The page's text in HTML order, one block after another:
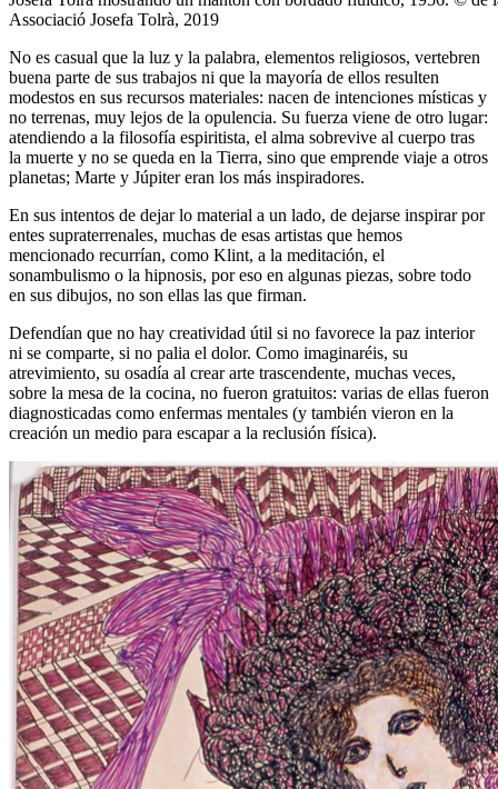
Associació Josefa Tolrà, 2019
No es casual que la luz y la palabra, elementos religiosos, vertebren
buena parte de sus trabajos ni que la mayoría de ellos resulten
modestos en sus recursos materiales: nacen de intenciones místicas y
no terrenas, muy lejos de la opulencia. Su fuerza viene de otro lugar:
atendiendo a la filosofía espiritista, el alma sobrevive al cuerpo tras
la muerte y no se queda en la Tierra, sino que emprende viaje a otros
planetas; Marte y Júpiter eran los más inspiradores.
En sus intentos de dejar lo material a un lado, de dejarse inspirar por
entes supraterrenales, muchas de esas artistas que hemos
mencionado recurrían, como Klint, a la meditación, el
sonambulismo o la hipnosis, por eso en algunas piezas, sobre todo
en sus dibujos, no son ellas las que firman.
Defendían que no hay creatividad útil si no favorece la paz interior
ni se comparte, si no palia el dolor. Como imaginaréis, su
atrevimiento, su osadía al crear arte trascendente, muchas veces,
sobre la mesa de la cocina, no fueron gratuitos: varias de ellas fueron
diagnosticadas como enfermas mentales (y también vieron en la
creación un medio para escapar a la reclusión física).